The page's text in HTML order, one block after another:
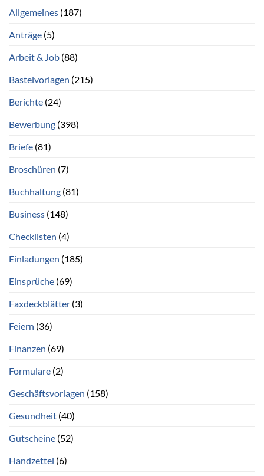
Allgemeines (187)
Anträge (5)
Arbeit & Job (88)
Bastelvorlagen (215)
Berichte (24)
Bewerbung (398)
Briefe (81)
Broschüren (7)
Buchhaltung (81)
Business (148)
Checklisten (4)
Einladungen (185)
Einsprüche (69)
Faxdeckblätter (3)
Feiern (36)
Finanzen (69)
Formulare (2)
Geschäftsvorlagen (158)
Gesundheit (40)
Gutscheine (52)
Handzettel (6)